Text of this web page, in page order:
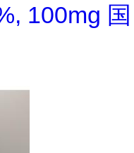
100mg 国